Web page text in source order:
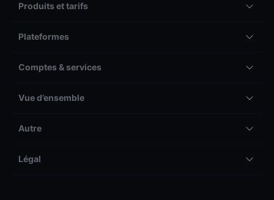
Produits et tarifs
Plateformes
Comptes & services
Vue d’ensemble
Autre
Légal